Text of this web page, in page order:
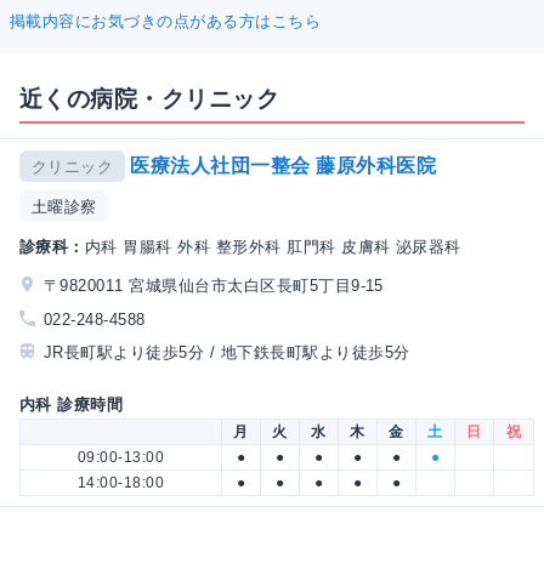
掲載内容にお気づきの点がある方はこちら
近くの病院・クリニック
クリニック 医療法人社団一整会 藤原外科医院
土曜診察
診療科： 内科 胃腸科 外科 整形外科 肛門科 皮膚科 泌尿器科
〒9820011 宮城県仙台市太白区長町5丁目9-15
022-248-4588
JR長町駅より徒歩5分 / 地下鉄長町駅より徒歩5分
内科 診療時間
月 火 水 木 金 土 日
祝
09:00-13:00
● ● ● ● ●
●
14:00-18:00
● ● ● ● ●